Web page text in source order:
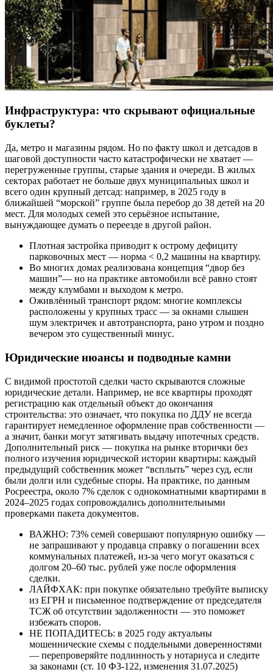
Инфраструктура: что скрывают официальные
буклеты?
Да, метро и магазины рядом. Но по факту школ и детсадов в
шаговой доступности часто катастрофически не хватает —
перегруженные группы, старые здания и очереди. В жилых
секторах работает не больше двух муниципальных школ и
всего один крупный детсад: например, в 2025 году в
ближайшей “морской” группе была перебор до 38 детей на 20
мест. Для молодых семей это серьёзное испытание,
вынуждающее думать о переезде в другой район.
Плотная застройка приводит к острому дефициту
парковочных мест — норма < 0,2 машины на квартиру.
Во многих домах реализована концепция “двор без
машин”— но на практике автомобили всё равно стоят
между клумбами и выходом к метро.
Оживлённый транспорт рядом: многие комплексы
расположены у крупных трасс — за окнами слышен
шум электричек и автотранспорта, рано утром и поздно
вечером это существенный минус.
Юридические нюансы и подводные камни
С видимой простотой сделки часто скрываются сложные
юридические детали. Например, не все квартиры проходят
регистрацию как отдельный объект до окончания
строительства: это означает, что покупка по ДДУ не всегда
гарантирует немедленное оформление прав собственности —
а значит, банки могут затягивать выдачу ипотечных средств.
Дополнительный риск — покупка на рынке вторички без
полного изучения юридической истории квартиры: каждый
предыдущий собственник может “всплыть” через суд, если
были долги или судебные споры. На практике, по данным
Росреестра, около 7% сделок с однокомнатными квартирами в
2024–2025 годах сопровождались дополнительными
проверками пакета документов.
ВАЖНО: 73% семей совершают популярную ошибку —
не запрашивают у продавца справку о погашении всех
коммунальных платежей, из-за чего могут оказаться с
долгом 20–60 тыс. рублей уже после оформления
сделки.
ЛАЙФХАК: при покупке обязательно требуйте выписку
из ЕГРН и письменное подтверждение от председателя
ТСЖ об отсутствии задолженности — это поможет
избежать споров.
НЕ ПОПАДИТЕСЬ: в 2025 году актуальны
мошеннические схемы с поддельными доверенностями
— перепроверяйте подлинность у нотариуса и следите
за законами (ст. 10 ФЗ-122, изменения 31.07.2025)